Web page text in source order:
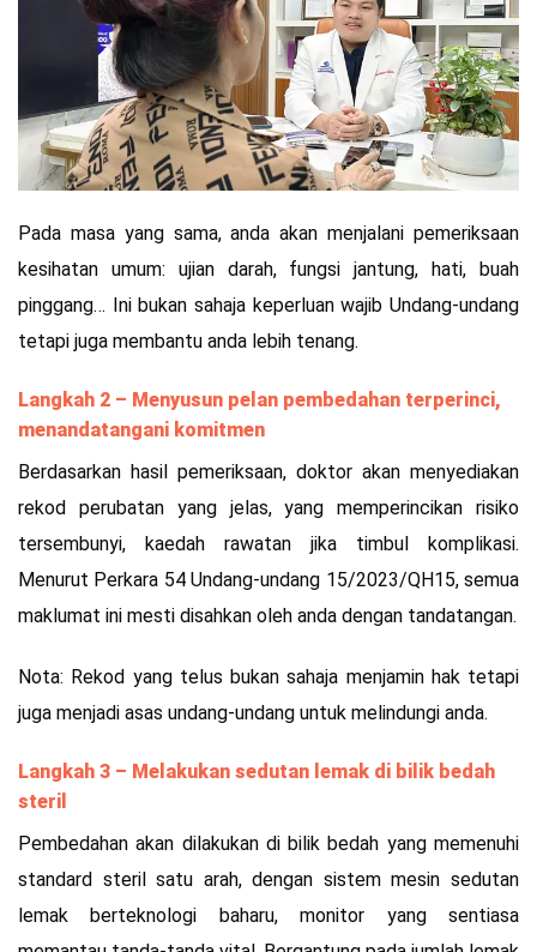
Pada masa yang sama, anda akan menjalani pemeriksaan
kesihatan umum: ujian darah, fungsi jantung, hati, buah
pinggang… Ini bukan sahaja keperluan wajib Undang-undang
tetapi juga membantu anda lebih tenang.
Langkah 2 – Menyusun pelan pembedahan terperinci,
menandatangani komitmen
Berdasarkan hasil pemeriksaan, doktor akan menyediakan
rekod perubatan yang jelas, yang memperincikan risiko
tersembunyi, kaedah rawatan jika timbul komplikasi.
Menurut Perkara 54 Undang-undang 15/2023/QH15, semua
maklumat ini mesti disahkan oleh anda dengan tandatangan.
Nota: Rekod yang telus bukan sahaja menjamin hak tetapi
juga menjadi asas undang-undang untuk melindungi anda.
Langkah 3 – Melakukan sedutan lemak di bilik bedah
steril
Pembedahan akan dilakukan di bilik bedah yang memenuhi
standard steril satu arah, dengan sistem mesin sedutan
lemak berteknologi baharu, monitor yang sentiasa